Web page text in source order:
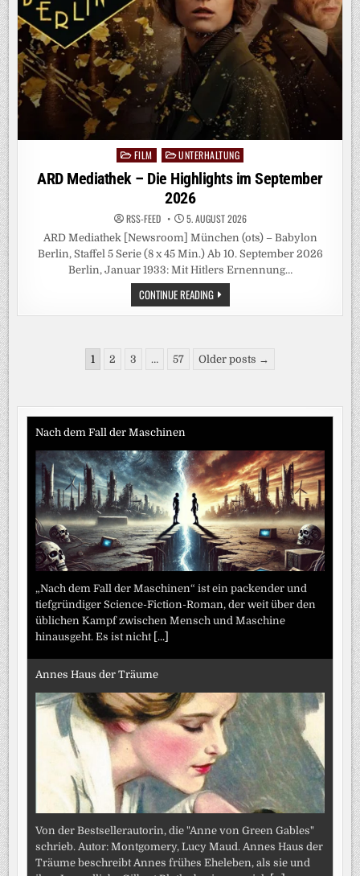
Posted
in
FILM UNTERHALTUNG
ARD Mediathek – Die Highlights im September
2026
RSS-FEED 5. AUGUST 2026
ARD Mediathek [Newsroom] München (ots) – Babylon
Berlin, Staffel 5 Serie (8 x 45 Min.) Ab 10. September 2026
Berlin, Januar 1933: Mit Hitlers Ernennung…
CONTINUE READINGARD
MEDIATHEK
–
SEPTEMBER
2026
Seitennummerierung
Beiträge
1 2 3 … 57 Older posts →
Nach dem Fall der Maschinen
„Nach dem Fall der Maschinen“ ist ein packender und
tiefgründiger Science-Fiction-Roman, der weit über den
üblichen Kampf zwischen Mensch und Maschine
hinausgeht. Es ist nicht [...]
Annes Haus der Träume
Von der Bestsellerautorin, die "Anne von Green Gables"
schrieb. Autor: Montgomery, Lucy Maud. Annes Haus der
Träume beschreibt Annes frühes Eheleben, als sie und